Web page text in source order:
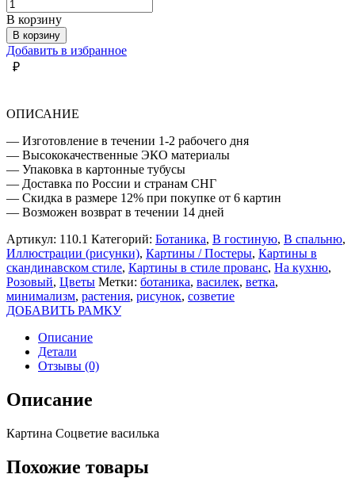
В корзину
В корзину
Добавить в избранное
₽
ОПИСАНИЕ
— Изготовление в течении 1-2 рабочего дня
— Высококачественные ЭКО материалы
— Упаковка в картонные тубусы
— Доставка по России и странам СНГ
— Скидка в размере 12% при покупке от 6 картин
— Возможен возврат в течении 14 дней
Артикул: 110.1 Категорий: Ботаника, В гостиную, В спальню,
Иллюстрации (рисунки), Картины / Постеры, Картины в
скандинавском стиле, Картины в стиле прованс, На кухню,
Розовый, Цветы Метки: ботаника, василек, ветка,
минимализм, растения, рисунок, созветие
ДОБАВИТЬ РАМКУ
Описание
Детали
Отзывы (0)
Описание
Картина Соцветие василька
Похожие товары